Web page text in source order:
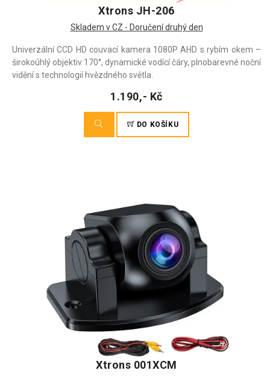
Xtrons JH-206
Skladem v CZ - Doručení druhý den
Univerzální CCD HD couvací kamera 1080P AHD s rybím okem –
širokoúhlý objektiv 170°, dynamické vodící čáry, plnobarevné noční
vidění s technologií hvězdného světla.
1.190,- Kč
DO KOŠÍKU
Xtrons 001XCM